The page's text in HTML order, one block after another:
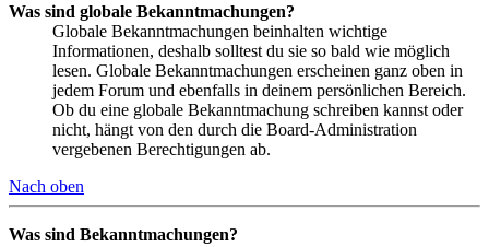
Was sind globale Bekanntmachungen?
Globale Bekanntmachungen beinhalten wichtige
Informationen, deshalb solltest du sie so bald wie möglich
lesen. Globale Bekanntmachungen erscheinen ganz oben in
jedem Forum und ebenfalls in deinem persönlichen Bereich.
Ob du eine globale Bekanntmachung schreiben kannst oder
nicht, hängt von den durch die Board-Administration
vergebenen Berechtigungen ab.
Nach oben
Was sind Bekanntmachungen?